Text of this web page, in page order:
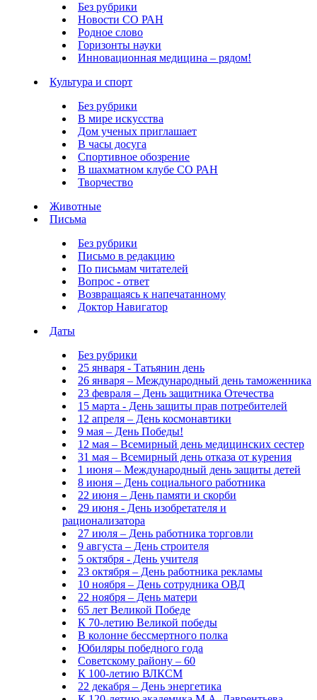
Без рубрики
Новости СО РАН
Родное слово
Горизонты науки
Инновационная медицина – рядом!
Культура и спорт
Без рубрики
В мире искусства
Дом ученых приглашает
В часы досуга
Спортивное обозрение
В шахматном клубе СО РАН
Творчество
Животные
Письма
Без рубрики
Письмо в редакцию
По письмам читателей
Вопрос - ответ
Возвращаясь к напечатанному
Доктор Навигатор
Даты
Без рубрики
25 января - Татьянин день
26 января – Международный день таможенника
23 февраля – День защитника Отечества
15 марта - День защиты прав потребителей
12 апреля – День космонавтики
9 мая – День Победы!
12 мая – Всемирный день медицинских сестер
31 мая – Всемирный день отказа от курения
1 июня – Международный день защиты детей
8 июня – День социального работника
22 июня – День памяти и скорби
29 июня - День изобретателя и
рационализатора
27 июля – День работника торговли
9 августа – День строителя
5 октября - День учителя
23 октября – День работника рекламы
10 ноября – День сотрудника ОВД
22 ноября – День матери
65 лет Великой Победе
К 70-летию Великой победы
В колонне бессмертного полка
Юбиляры победного года
Советскому району – 60
К 100-летию ВЛКСМ
22 декабря – День энергетика